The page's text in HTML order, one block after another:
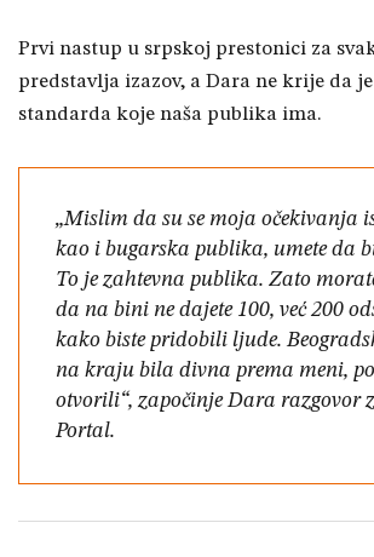
Prvi nastup u srpskoj prestonici za
predstavlja izazov, a Dara ne krije da
standarda koje naša publika ima.
„Mislim da su se moja očekivanja
kao i bugarska publika, umete da
To je zahtevna publika. Zato
da na bini ne dajete 100, već 200
kako biste pridobili ljude.
na kraju bila divna prema meni,
otvorili“, započinje Dara razgovor
Portal.